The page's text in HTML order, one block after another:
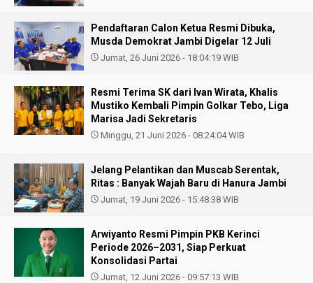
Pendaftaran Calon Ketua Resmi Dibuka,
Musda Demokrat Jambi Digelar 12 Juli
Jumat, 26 Juni 2026 - 18:04:19 WIB
Resmi Terima SK dari Ivan Wirata, Khalis
Mustiko Kembali Pimpin Golkar Tebo, Liga
Marisa Jadi Sekretaris
Minggu, 21 Juni 2026 - 08:24:04 WIB
Jelang Pelantikan dan Muscab Serentak,
Ritas : Banyak Wajah Baru di Hanura Jambi
Jumat, 19 Juni 2026 - 15:48:38 WIB
Arwiyanto Resmi Pimpin PKB Kerinci
Periode 2026–2031, Siap Perkuat
Konsolidasi Partai
Jumat, 12 Juni 2026 - 09:57:13 WIB